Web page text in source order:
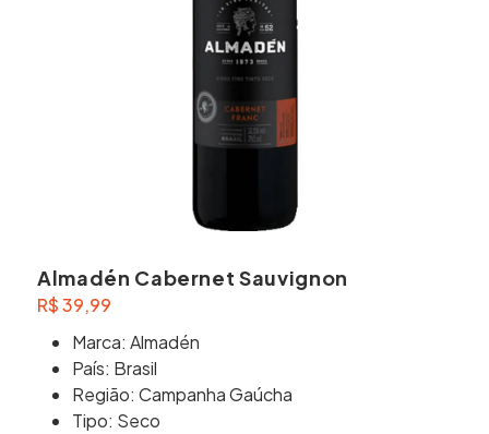
Almadén Cabernet Sauvignon
R$39,99
Marca: Almadén
País: Brasil
Região: Campanha Gaúcha
Tipo: Seco